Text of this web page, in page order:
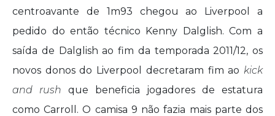
centroavante de 1m93 chegou ao Liverpool a
pedido do então técnico Kenny Dalglish. Com a
saída de Dalglish ao fim da temporada 2011/12, os
novos donos do Liverpool decretaram fim ao kick
and rush que beneficia jogadores de estatura
como Carroll. O camisa 9 não fazia mais parte dos